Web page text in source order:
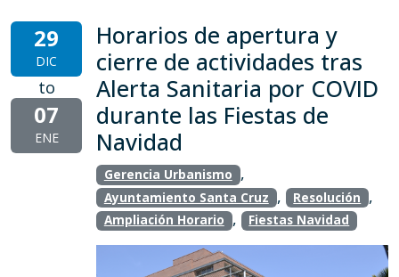
29
DIC
to
07
ENE
Horarios de apertura y
cierre de actividades tras
Alerta Sanitaria por COVID
durante las Fiestas de
Navidad
Gerencia Urbanismo ,
Ayuntamiento Santa Cruz , Resolución ,
Ampliación Horario , Fiestas Navidad